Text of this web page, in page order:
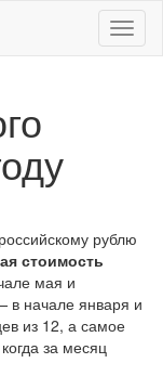
Меню
рублю
стоимость
мая и
в начале января и
из 12, а самое
за месяц